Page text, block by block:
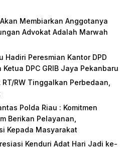
Membiarkan Anggotanya
Advokat Adalah Marwah
Hadiri Peresmian Kantor DPD
DPC GRIB Jaya Pekanbaru
RW Tinggalkan Perbedaan,
Polda Riau : Komitmen
Berikan Pelayanan,
Kepada Masyarakat
Kenduri Adat Hari Jadi ke-